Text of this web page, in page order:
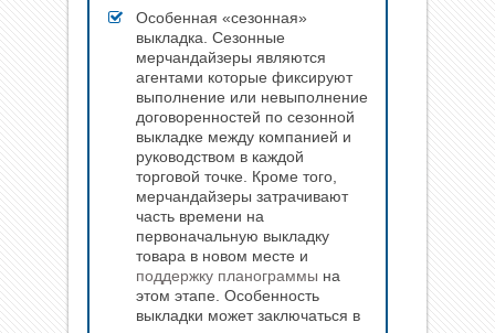
Особенная «сезонная»
выкладка. Сезонные
мерчандайзеры являются
агентами которые фиксируют
выполнение или невыполнение
договоренностей по сезонной
выкладке между компанией и
руководством в каждой
торговой точке. Кроме того,
мерчандайзеры затрачивают
часть времени на
первоначальную выкладку
товара в новом месте и
поддержку планограммы на
этом этапе. Особенность
выкладки может заключаться в